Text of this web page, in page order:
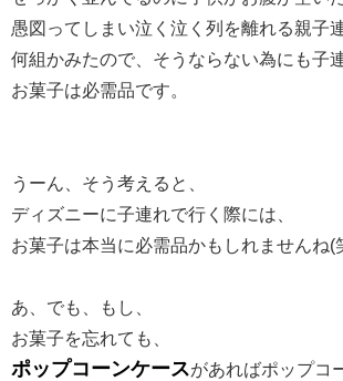
愚図ってしまい泣く泣く列を離れる親子
何組かみたので、そうならない為にも子
お菓子は必需品です。
うーん、そう考えると、
ディズニーに子連れで行く際には、
お菓子は本当に必需品かもしれませんね(
あ、でも、もし、
お菓子を忘れても、
ポップコーンケースがあればポップコ